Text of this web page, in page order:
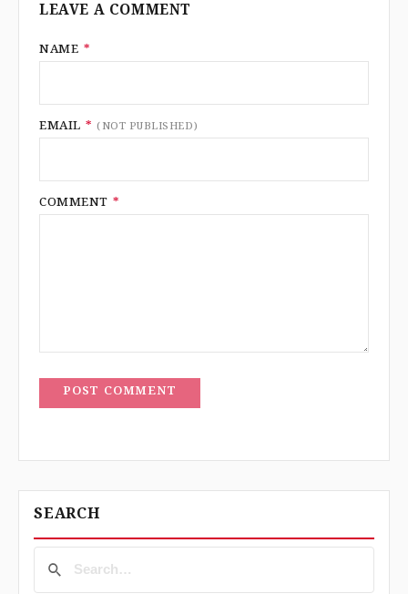
LEAVE A COMMENT
NAME *
EMAIL * (NOT PUBLISHED)
COMMENT *
POST COMMENT
SEARCH